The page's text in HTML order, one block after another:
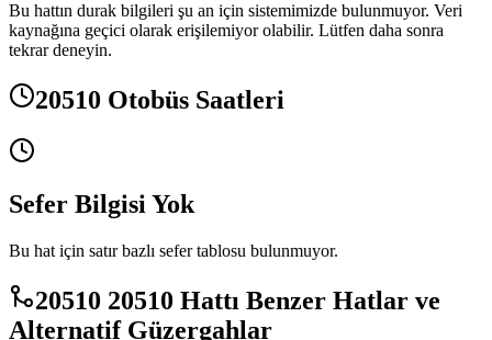
Bu hattın durak bilgileri şu an için sistemimizde bulunmuyor. Veri
kaynağına geçici olarak erişilemiyor olabilir. Lütfen daha sonra
tekrar deneyin.
20510 Otobüs Saatleri
Sefer Bilgisi Yok
Bu hat için satır bazlı sefer tablosu bulunmuyor.
20510 20510 Hattı Benzer Hatlar ve
Alternatif Güzergahlar